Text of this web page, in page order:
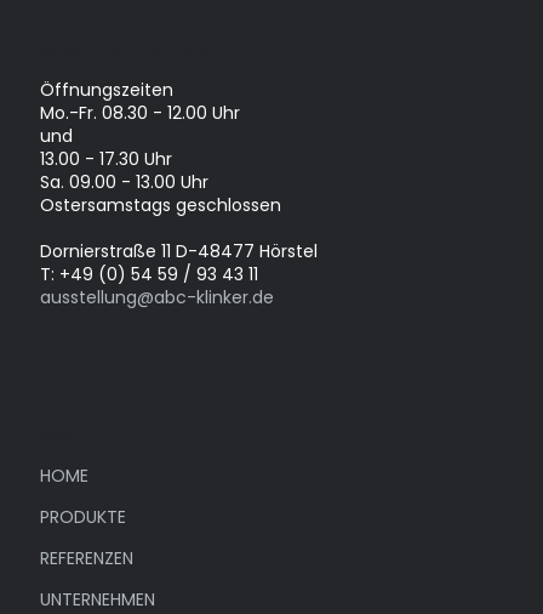
Öffnungszeiten
Mo.-Fr. 08.30 - 12.00 Uhr
und
13.00 - 17.30 Uhr
Sa. 09.00 - 13.00 Uhr
Ostersamstags geschlossen
Dornierstraße 11 D-48477 Hörstel
T: +49 (0) 54 59 / 93 43 11
ausstellung@abc-klinker.de
HOME
PRODUKTE
REFERENZEN
UNTERNEHMEN